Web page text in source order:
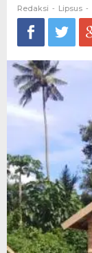
Redaksi - Lipsus -